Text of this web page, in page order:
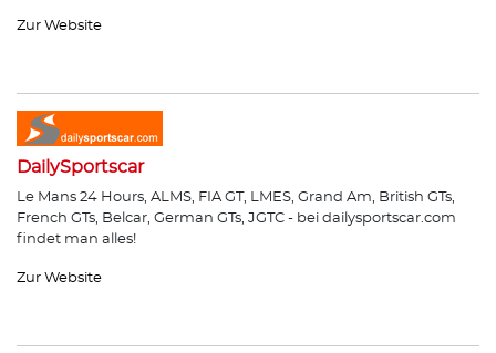
Zur Website
DailySportscar
Le Mans 24 Hours, ALMS, FIA GT, LMES, Grand Am, British GTs,
French GTs, Belcar, German GTs, JGTC - bei dailysportscar.com
findet man alles!
Zur Website